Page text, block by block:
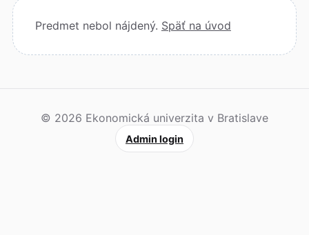
Predmet nebol nájdený. Späť na úvod
© 2026 Ekonomická univerzita v Bratislave
Admin login